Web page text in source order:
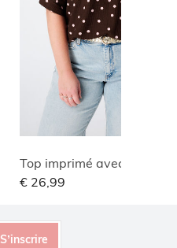
Top imprimé avec col en V
€ 26,99
S’inscrire